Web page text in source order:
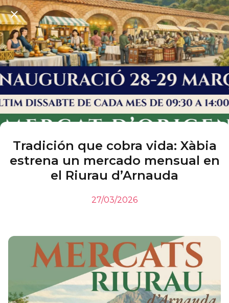
Tradición que cobra vida: Xàbia
estrena un mercado mensual en
el Riurau d’Arnauda
27/03/2026